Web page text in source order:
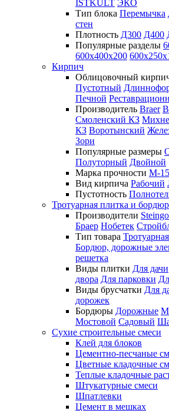
ISTKULT ЭКО
Тип блока Перемычка
стен
Плотность Д300 Д400
Популярные разделы
600х400х200
Кирпич
Облицовочный
Пустотный
Печной
Производитель Braer
Смоленский КЗ
КЗ Воротынский
Зори
Популярные размеры
Полуторный Двойной
Марка прочности М-
Вид кирпича Рабочий
Пустотность
Тротуарная плитка и бордюр
Производители
Браер Нобетек
Тип товара
Бордюр, дорожные
решетка
Виды плитки Для дачи
двора Для парковки
Виды брусчатки Для
дорожек
Бордюры Дорожные
Мостовой Садовый
Сухие строительные смеси
Клей для блоков
Цементно-песчаные
Цветные кладочные
Теплые кладочные
Штукатурные смеси
Шпатлевки
Цемент в мешках